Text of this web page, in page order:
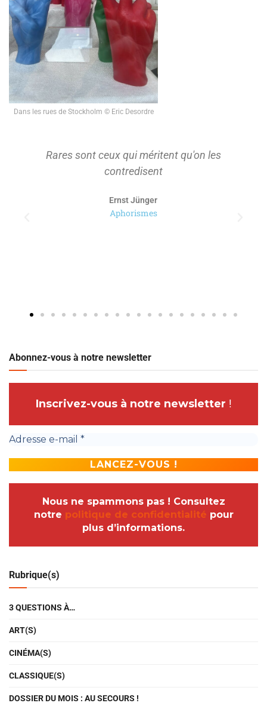
Dans les rues de Stockholm © Eric Desordre
Rares sont ceux qui méritent qu'on les
contredisent
Ernst Jünger
Aphorismes
Abonnez-vous à notre newsletter
Inscrivez-vous à notre newsletter !
Nous ne spammons pas ! Consultez
notre politique de confidentialité pour
plus d’informations.
Rubrique(s)
3 QUESTIONS À…
ART(S)
CINÉMA(S)
CLASSIQUE(S)
DOSSIER DU MOIS : AU SECOURS !